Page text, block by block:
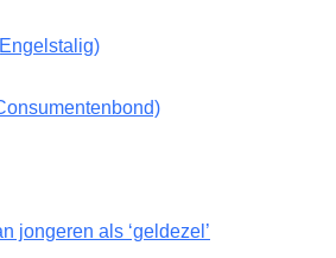
jongeren als ‘geldezel’